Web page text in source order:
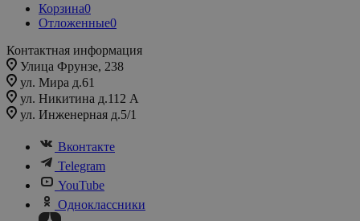
Корзина0
Отложенные0
Контактная информация
Улица Фрунзе, 238​
ул. Мира д.61
ул. Никитина д.112 А
ул. Инженерная д.5/1
Вконтакте
Telegram
YouTube
Одноклассники